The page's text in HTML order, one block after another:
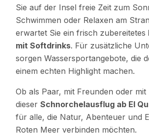
Sie auf der Insel freie Zeit zum
Schwimmen oder Relaxen am
erwartet Sie ein frisch zubereitetes
mit Softdrinks. Für zusätzliche
sorgen Wassersportangebote, die
einem echten Highlight machen.
Ob als Paar, mit Freunden oder mit
dieser Schnorchelausflug ab El
für alle, die Natur, Abenteuer und
Roten Meer verbinden möchten.